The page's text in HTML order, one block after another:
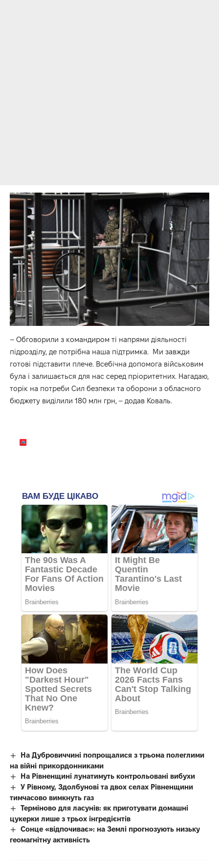
– Обговорили з командиром ті напрями діяльності
підрозділу, де потрібна наша підтримка. Ми завжди
готові підставити плече. Всебічна допомога військовим
була і залишається для нас серед пріоритетних. Нагадаю,
торік на потреби Сил безпеки та оборони з обласного
бюджету виділили 180 млн грн, – додав Коваль.
На Дубровиччині попрощалися з трьома полеглими
на війні прикордонниками
На Рівненщині лунатимуть контрольовані вибухи
У Рівному, Здолбунові та двох селах Рівненщини
тимчасово вимкнуть газ
Терміново для ласунів: як приготувати домашні
цукерки лише з трьох інгредієнтів
Сонце «відпочиває»: на Землі прогнозують низьку
геомагнітну активність